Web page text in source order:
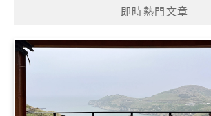
即時熱門文章